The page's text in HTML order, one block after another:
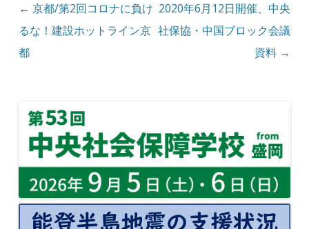
投稿ナビゲーション
← 京都/第2回コロナに負け
るな！建設ホットライン京
都
2020年6月12日開催、中央
社保協・中国ブロック会議
資料 →